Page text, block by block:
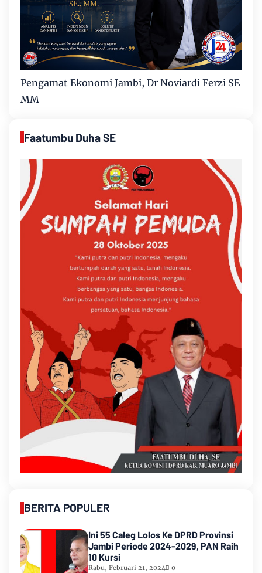
Pengamat Ekonomi Jambi, Dr Noviardi Ferzi SE
MM
Faatumbu Duha SE
BERITA POPULER
Ini 55 Caleg Lolos Ke DPRD Provinsi
Jambi Periode 2024-2029, PAN Raih
10 Kursi
Rabu, Februari 21, 2024 0